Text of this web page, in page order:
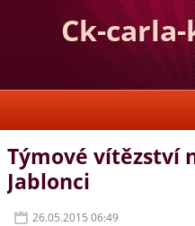
Ck-
Týmové vítězství
Jablonci
26.05.2015 06:49